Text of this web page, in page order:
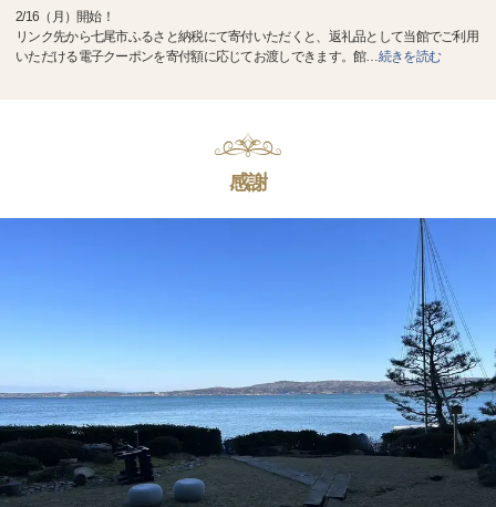
2/16（月）開始！
リンク先から七尾市ふるさと納税にて寄付いただくと、返礼品として当館でご利用
いただける電子クーポンを寄付額に応じてお渡しできます。館…続きを読む
感謝